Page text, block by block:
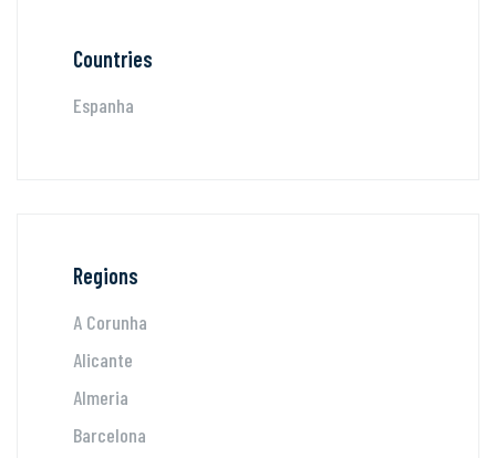
Countries
Espanha
Regions
A Corunha
Alicante
Almeria
Barcelona